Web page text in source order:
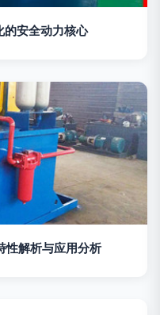
的安全动力核心
性解析与应用分析